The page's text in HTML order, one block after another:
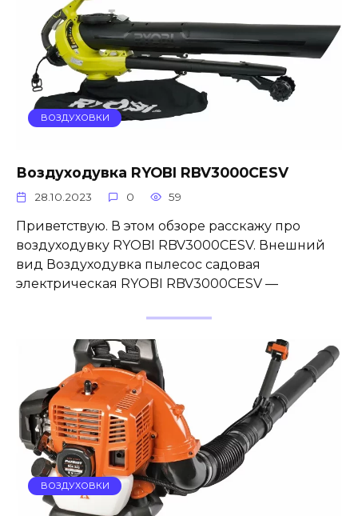
ВОЗДУХОВКИ
Воздуходувка RYOBI RBV3000CESV
28.10.2023 0 59
Приветствую. В этом обзоре расскажу про
воздуходувку RYOBI RBV3000CESV. Внешний
вид Воздуходувка пылесос садовая
электрическая RYOBI RBV3000CESV —
ВОЗДУХОВКИ